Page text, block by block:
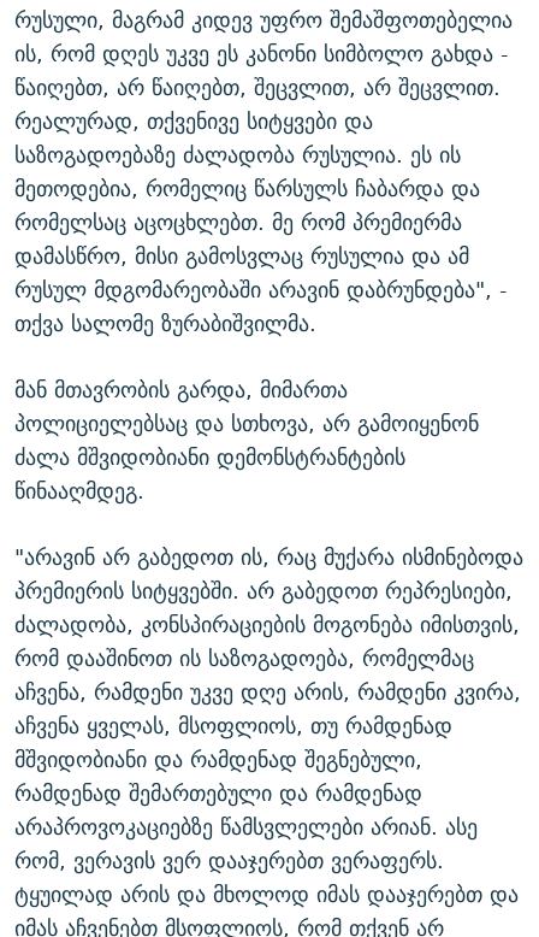
რუსული, მაგრამ კიდევ უფრო შემაშფოთებელია
ის, რომ დღეს უკვე ეს კანონი სიმბოლო გახდა -
წაიღებთ, არ წაიღებთ, შეცვლით, არ შეცვლით.
რეალურად, თქვენივე სიტყვები და
საზოგადოებაზე ძალადობა რუსულია. ეს ის
მეთოდებია, რომელიც წარსულს ჩაბარდა და
რომელსაც აცოცხლებთ. მე რომ პრემიერმა
დამასწრო, მისი გამოსვლაც რუსულია და ამ
რუსულ მდგომარეობაში არავინ დაბრუნდება", -
თქვა სალომე ზურაბიშვილმა.
მან მთავრობის გარდა, მიმართა
პოლიციელებსაც და სთხოვა, არ გამოიყენონ
ძალა მშვიდობიანი დემონსტრანტების
წინააღმდეგ.
"არავინ არ გაბედოთ ის, რაც მუქარა ისმინებოდა
პრემიერის სიტყვებში. არ გაბედოთ რეპრესიები,
ძალადობა, კონსპირაციების მოგონება იმისთვის,
რომ დააშინოთ ის საზოგადოება, რომელმაც
აჩვენა, რამდენი უკვე დღე არის, რამდენი კვირა,
აჩვენა ყველას, მსოფლიოს, თუ რამდენად
მშვიდობიანი და რამდენად შეგნებული,
რამდენად შემართებული და რამდენად
არაპროვოკაციებზე წამსვლელები არიან. ასე
რომ, ვერავის ვერ დააჯერებთ ვერაფერს.
ტყუილად არის და მხოლოდ იმას დააჯერებთ და
იმას აჩვენებთ მსოფლიოს, რომ თქვენ არ